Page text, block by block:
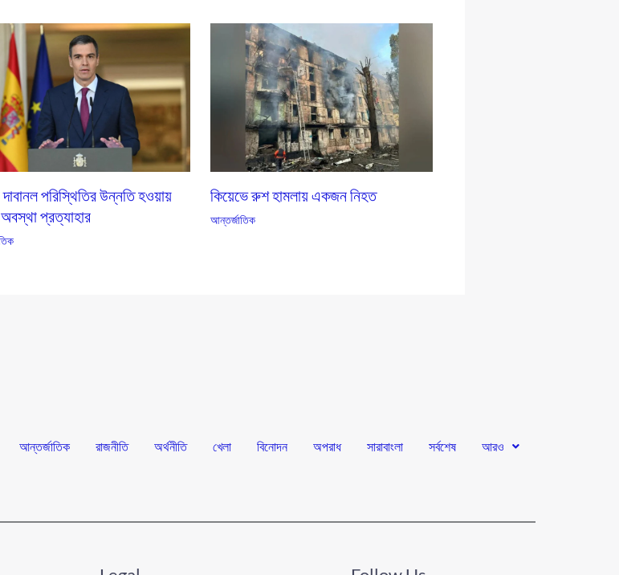
পরিস্থিতির উন্নতি হওয়ায়
প্রত্যাহার
কিয়েভে রুশ হামলায় একজন নিহত
আন্তর্জাতিক
আন্তর্জাতিক রাজনীতি অর্থনীতি খেলা বিনোদন অপরাধ সারাবাংলা সর্বশেষ আরও